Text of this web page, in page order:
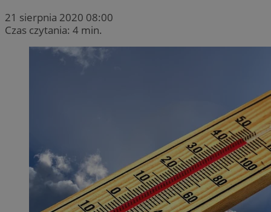
21 sierpnia 2020 08:00
Czas czytania: 4 min.